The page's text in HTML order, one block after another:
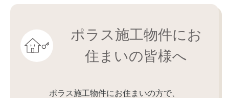
ポラス施工物件にお
住まいの皆様へ
ポラス施工物件にお住まいの方で、